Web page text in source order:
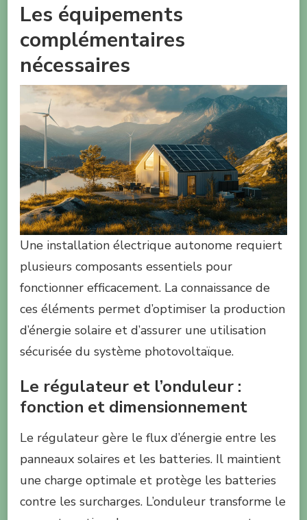
Les équipements
complémentaires
nécessaires
Une installation électrique autonome requiert
plusieurs composants essentiels pour
fonctionner efficacement. La connaissance de
ces éléments permet d’optimiser la production
d’énergie solaire et d’assurer une utilisation
sécurisée du système photovoltaïque.
Le régulateur et l’onduleur :
fonction et dimensionnement
Le régulateur gère le flux d’énergie entre les
panneaux solaires et les batteries. Il maintient
une charge optimale et protège les batteries
contre les surcharges. L’onduleur transforme le